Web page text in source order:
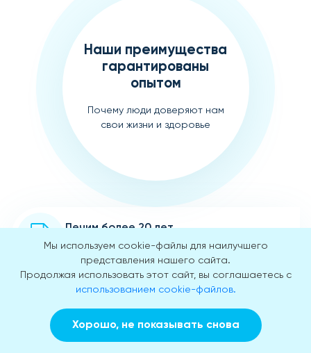
Наши преимущества
гарантированы
опытом
Почему люди доверяют нам
свои жизни и здоровье
Лечим более 20 лет
Множество спасенных жизней
Команда врачей-профессионалов
Интервенция для лечения
Мы используем cookie-файлы для наилучшего
представления нашего сайта.
Продолжая использовать этот сайт, вы соглашаетесь с
использованием cookie-файлов.
Хорошо, не показывать снова
Заказать звонок Вызвать врача на дом